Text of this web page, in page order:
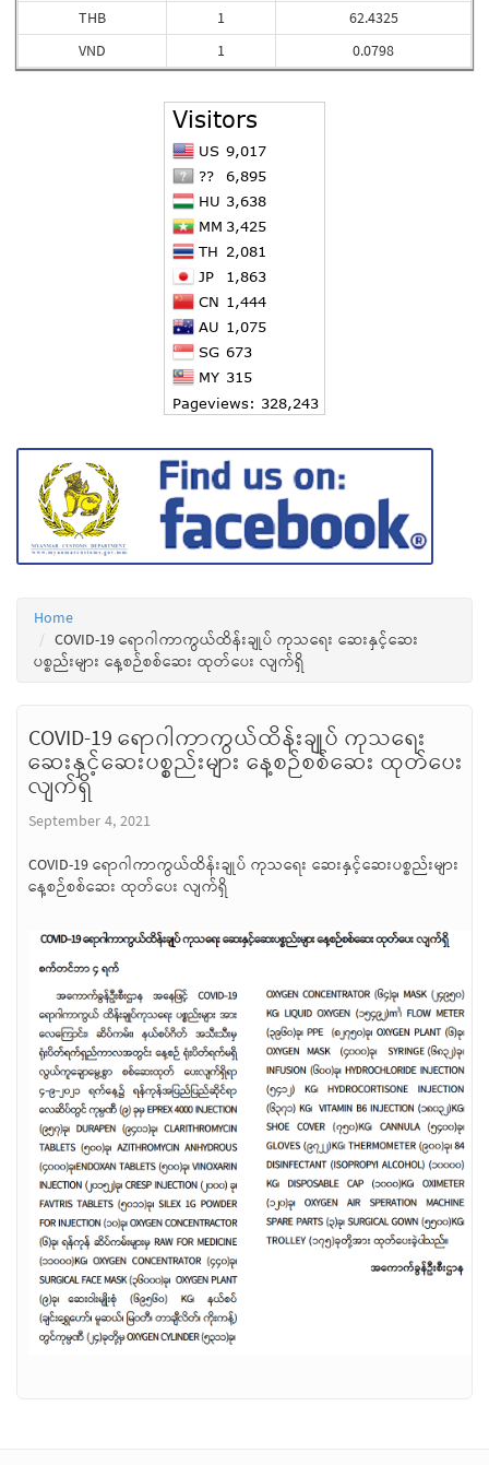
THB
VND
1
1
62.4325
0.0798
Home
COVID-19 ရောဂါကာကွယ်ထိန်းချုပ် ကုသရေး ဆေးနှင့်ဆေး
ပစ္စည်းများ နေ့စဉ်စစ်ဆေး ထုတ်ပေး လျက်ရှိ
COVID-19 ရောဂါကာကွယ်ထိန်းချုပ် ကုသရေး
ဆေးနှင့်ဆေးပစ္စည်းများ နေ့စဉ်စစ်ဆေး ထုတ်ပေး
လျက်ရှိ
September 4, 2021
COVID-19 ရောဂါကာကွယ်ထိန်းချုပ် ကုသရေး ဆေးနှင့်ဆေးပစ္စည်းများ
နေ့စဉ်စစ်ဆေး ထုတ်ပေး လျက်ရှိ